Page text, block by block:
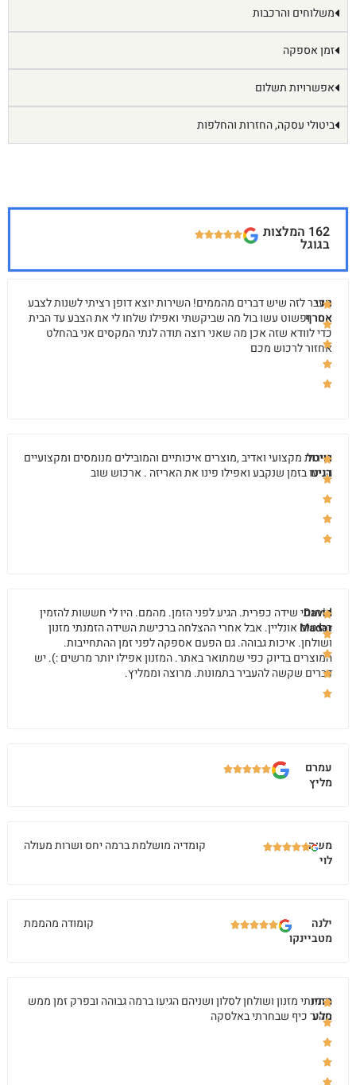
משלוחים והרכבות
זמן אספקה
אפשרויות תשלום
ביטולי עסקה, החזרות והחלפות
162 המלצות
בגוגל
עדי
אסרף
מעבר לזה שיש דברים מהממים! השירות יוצא דופן רציתי לשנות לצבע
אחר ופשוט עשו בול מה שביקשתי ואפילו שלחו לי את הצבע עד הבית
כדי לוודא שזה אכן מה שאני רוצה תודה לנתי המקסים אני בהחלט
אחזור לרכוש מכם
רויטל
דנינו
שירות מקצועי ואדיב ,מוצרים איכותיים והמובילים מנומסים ומקצועיים
הגיעו בזמן שנקבע ואפילו פינו את האריזה . ארכוש שוב
David
Madar
הזמנתי שידה כפרית. הגיע לפני הזמן. מהמם. היו לי חששות להזמין
רהיטים אונליין. אבל אחרי ההצלחה ברכישת השידה הזמנתי מזנון
ושולחן. איכות גבוהה. גם הפעם אספקה לפני זמן ההתחייבות.
המוצרים בדיוק כפי שמתואר באתר. המזנון אפילו יותר מרשים :). יש
דברים שקשה להעביר בתמונות. מרוצה וממליץ.
עמרם
מליץ
משה
לוי
קומדיה מושלמת ברמה יחס ושרות מעולה
ילנה
מטביינקו
קומודה מהממת
סתיו
סלע
הזמנתי מזנון ושולחן לסלון ושניהם הגיעו ברמה גבוהה ובפרק זמן ממש
מהיר כיף שבחרתי באלסקה